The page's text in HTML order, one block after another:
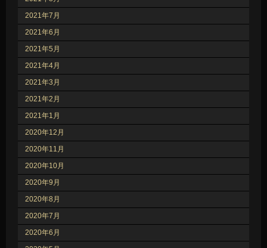
2021年7月
2021年6月
2021年5月
2021年4月
2021年3月
2021年2月
2021年1月
2020年12月
2020年11月
2020年10月
2020年9月
2020年8月
2020年7月
2020年6月